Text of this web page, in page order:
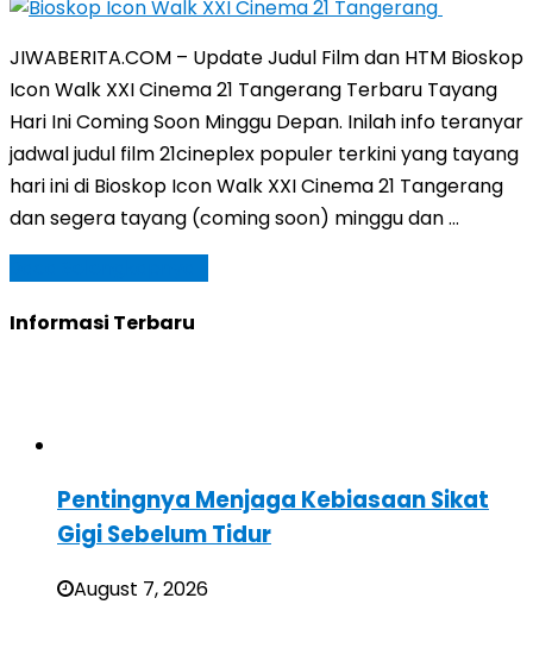
JIWABERITA.COM – Update Judul Film dan HTM Bioskop
Icon Walk XXI Cinema 21 Tangerang Terbaru Tayang
Hari Ini Coming Soon Minggu Depan. Inilah info teranyar
jadwal judul film 21cineplex populer terkini yang tayang
hari ini di Bioskop Icon Walk XXI Cinema 21 Tangerang
dan segera tayang (coming soon) minggu dan …
Informasi Terbaru
Pentingnya Menjaga Kebiasaan Sikat
Gigi Sebelum Tidur
August 7, 2026